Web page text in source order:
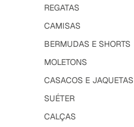
REGATAS
CAMISAS
BERMUDAS E SHORTS
MOLETONS
CASACOS E JAQUETAS
SUÉTER
CALÇAS